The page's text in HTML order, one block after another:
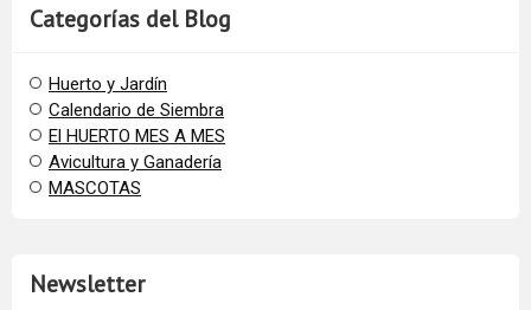
Categorías del Blog
Huerto y Jardín
Calendario de Siembra
El HUERTO MES A MES
Avicultura y Ganadería
MASCOTAS
Newsletter